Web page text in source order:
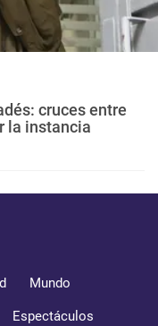
cruces entre
la instancia
Mundo
Espectáculos